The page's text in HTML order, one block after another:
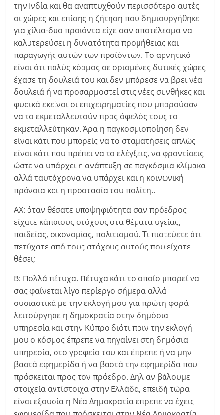
την Ινδία και θα αναπτυχθούν περισσότερο αυτές
οι χώρες και επίσης η ζήτηση που δημιουργήθηκε
για χίλια-δυο προϊόντα είχε σαν αποτέλεσμα να
καλυτερεύσει η δυνατότητα προμήθειας και
παραγωγής αυτών των προϊόντων. Το αρνητικό
είναι ότι πολύς κόσμος σε ορισμένες δυτικές χώρες
έχασε τη δουλειά του και δεν μπόρεσε να βρει νέα
δουλειά ή να προσαρμοστεί στις νέες συνθήκες και
φυσικά εκείνοι οι επιχειρηματίες που μπορούσαν
να το εκμεταλλευτούν προς όφελός τους το
εκμεταλλεύτηκαν. Άρα η παγκοσμιοποίηση δεν
είναι κάτι που μπορείς να το σταματήσεις απλώς
είναι κάτι που πρέπει να το ελέγξεις, να φροντίσεις
ώστε να υπάρχει η ανάπτυξη σε παγκόσμια κλίμακα
αλλά ταυτόχρονα να υπάρχει και η κοινωνική
πρόνοια και η προστασία του πολίτη..
ΑΧ: όταν θέσατε υποψηφιότητα σαν πρόεδρος
είχατε κάποιους στόχους στα θέματα υγείας,
παιδείας, οικονομίας, πολιτισμού. Τι πιστεύετε ότι
πετύχατε από τους στόχους αυτούς που είχατε
θέσει;
Β: Πολλά πέτυχα. Πέτυχα κάτι το οποίο μπορεί να
σας φαίνεται λίγο περίεργο σήμερα αλλά
ουσιαστικά με την εκλογή μου για πρώτη φορά
λειτούργησε η δημοκρατία στην δημόσια
υπηρεσία και στην Κύπρο διότι πριν την εκλογή
μου ο κόσμος έπρεπε να πηγαίνει στη δημόσια
υπηρεσία, στο γραφείο του και έπρεπε ή να μην
βαστά εφημερίδα ή να βαστά την εφημερίδα που
πρόσκειται προς τον πρόεδρο. Δηλ αν βάλουμε
στοιχεία αντίστοιχα στην Ελλάδα, επειδή τώρα
είναι εξουσία η Νέα Δημοκρατία έπρεπε να έχεις